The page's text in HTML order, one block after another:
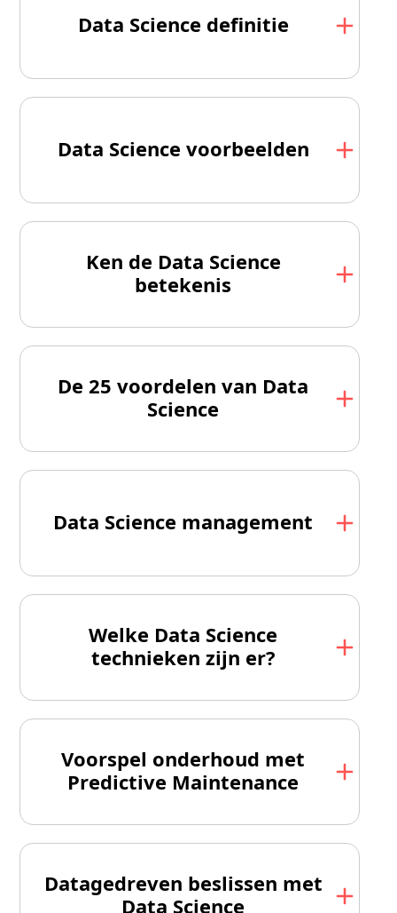
Data Science definitie
Data Science voorbeelden
Ken de Data Science
betekenis
De 25 voordelen van Data
Science
Data Science management
Welke Data Science
technieken zijn er?
Voorspel onderhoud met
Predictive Maintenance
Datagedreven beslissen met
Data Science